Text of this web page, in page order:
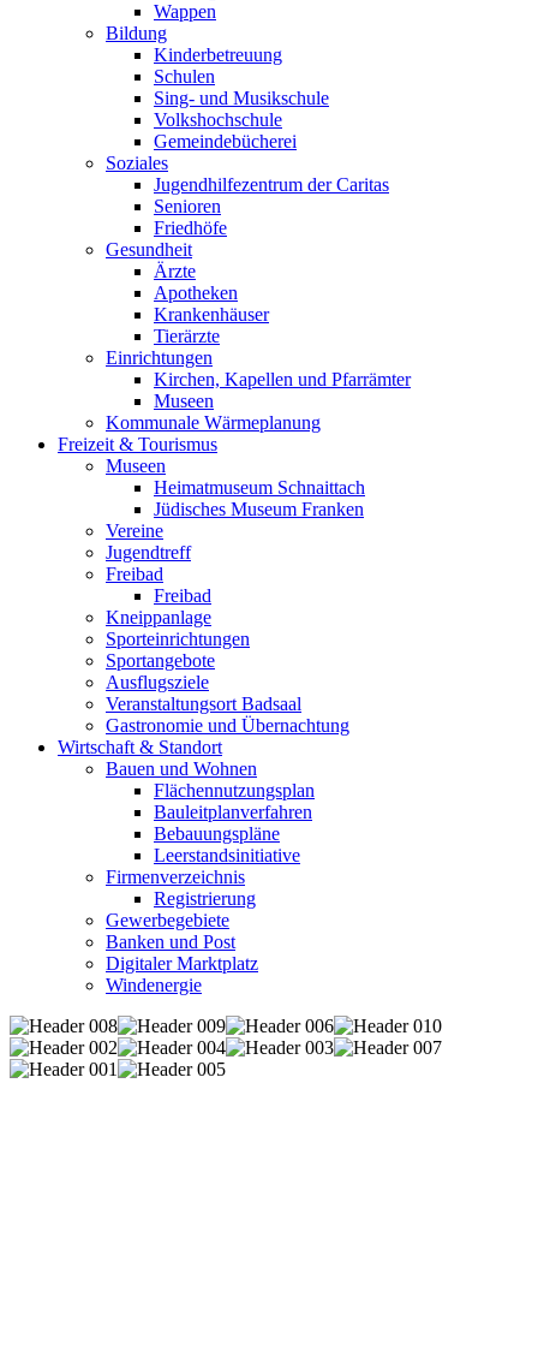
Wappen
Bildung
Kinderbetreuung
Schulen
Sing- und Musikschule
Volkshochschule
Gemeindebücherei
Soziales
Jugendhilfezentrum der Caritas
Senioren
Friedhöfe
Gesundheit
Ärzte
Apotheken
Krankenhäuser
Tierärzte
Einrichtungen
Kirchen, Kapellen und Pfarrämter
Museen
Kommunale Wärmeplanung
Freizeit & Tourismus
Museen
Heimatmuseum Schnaittach
Jüdisches Museum Franken
Vereine
Jugendtreff
Freibad
Freibad
Kneippanlage
Sporteinrichtungen
Sportangebote
Ausflugsziele
Veranstaltungsort Badsaal
Gastronomie und Übernachtung
Wirtschaft & Standort
Bauen und Wohnen
Flächennutzungsplan
Bauleitplanverfahren
Bebauungspläne
Leerstandsinitiative
Firmenverzeichnis
Registrierung
Gewerbegebiete
Banken und Post
Digitaler Marktplatz
Windenergie